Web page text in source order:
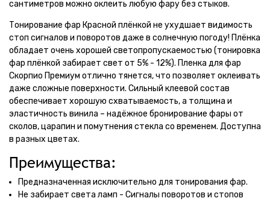
сантиметров можно оклеить любую фару без стыков.
Тонирование фар Красной плёнкой не ухудшает видимость
стоп сигналов и поворотов даже в солнечную погоду! Плёнка
обладает очень хорошей светопропускаемостью (тонировка
фар плёнкой забирает свет от 5% - 12%). Пленка для фар
Скорпио Премиум отлично тянется, что позволяет оклеивать
даже сложные поверхности. Сильный клеевой состав
обеспечивает хорошую схватываемость, а толщина и
эластичность винила – надёжное бронирование фары от
сколов, царапин и помутнения стекла со временем. Доступна
в разных цветах.
Преимущества:
Предназначенная исключительно для тонирования фар.
Не забирает света ламп - Сигналы поворотов и стопов